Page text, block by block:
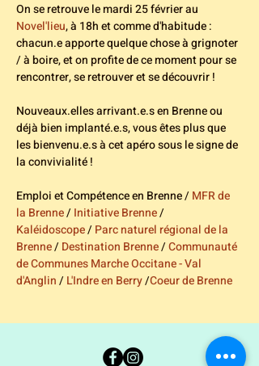
On se retrouve le mardi 25 février au
Novel'lieu, à 18h et comme d'habitude :
chacun.e apporte quelque chose à grignoter
/ à boire, et on profite de ce moment pour se
rencontrer, se retrouver et se découvrir !
Nouveaux.elles arrivant.e.s en Brenne ou
déjà bien implanté.e.s, vous êtes plus que
les bienvenu.e.s à cet apéro sous le signe de
la convivialité !
Emploi et Compétence en Brenne / MFR de
la Brenne / Initiative Brenne /
Kaléidoscope / Parc naturel régional de la
Brenne / Destination Brenne / Communauté
de Communes Marche Occitane - Val
d'Anglin / L'Indre en Berry /Coeur de Brenne